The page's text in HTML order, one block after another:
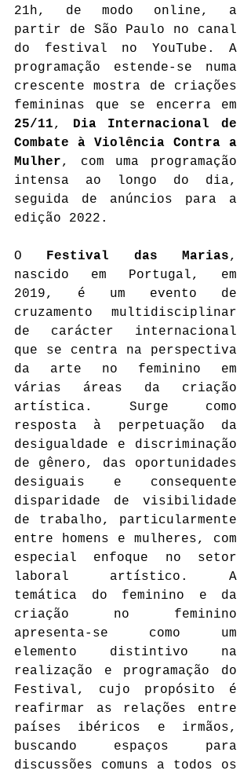
21h, de modo online, a
partir de São Paulo no canal
do festival no YouTube. A
programação estende-se numa
crescente mostra de criações
25/11, Dia Internacional de
Combate à Violência Contra a
Mulher, com uma programação
intensa ao longo do dia,
seguida de anúncios para a
edição 2022.
O Festival das Marias,
nascido em Portugal, em
2019, é um evento de
cruzamento multidisciplinar
de carácter internacional
que se centra na perspectiva
da arte no feminino em
várias áreas da criação
artística. Surge como
resposta à perpetuação da
desigualdade e discriminação
de gênero, das oportunidades
desiguais e consequente
disparidade de visibilidade
de trabalho, particularmente
entre homens e mulheres, com
especial enfoque no setor
laboral artístico. A
temática do feminino e da
criação no feminino
apresenta-se como um
elemento distintivo na
realização e programação do
Festival, cujo propósito é
reafirmar as relações entre
países ibéricos e irmãos,
buscando espaços para
discussões comuns a todos os